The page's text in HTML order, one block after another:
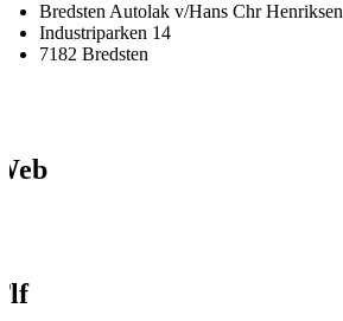
Bredsten Autolak v/Hans Chr Henriksen
Industriparken 14
7182 Bredsten